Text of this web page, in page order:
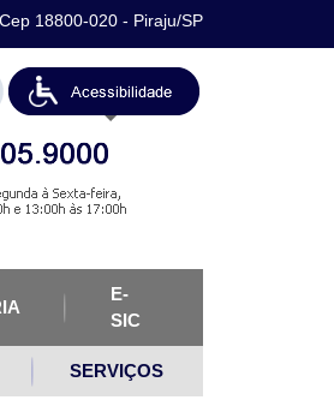
18800-020 - Piraju/SP
E-
SIC
SERVIÇOS